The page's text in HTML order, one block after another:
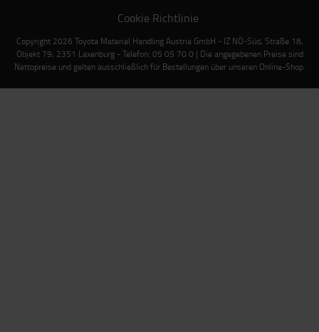
Cookie Richtlinie
Copyright 2026 Toyota Material Handling Austria GmbH - IZ NÖ-Süd, Straße 18,
Objekt 79, 2351 Laxenburg - Telefon: 05 05 70 0 | Die angegebenen Preise sind
Nettopreise und gelten ausschließlich für Bestellungen über unseren Online-Shop.